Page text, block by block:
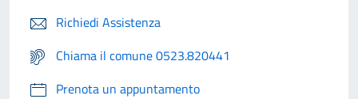
Richiedi Assistenza
Chiama il comune 0523.820441
Prenota un appuntamento